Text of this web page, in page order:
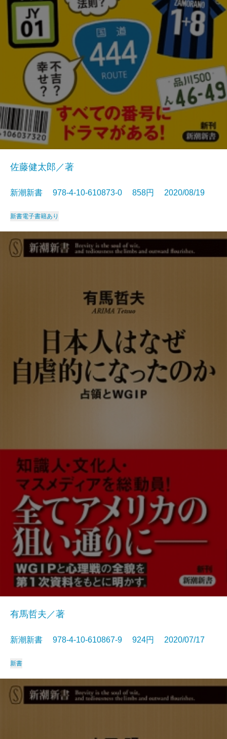
佐藤健太郎／著
新潮新書 978-4-10-610873-0 858円 2020/08/19
新書電子書籍あり
有馬哲夫／著
新潮新書 978-4-10-610867-9 924円 2020/07/17
新書